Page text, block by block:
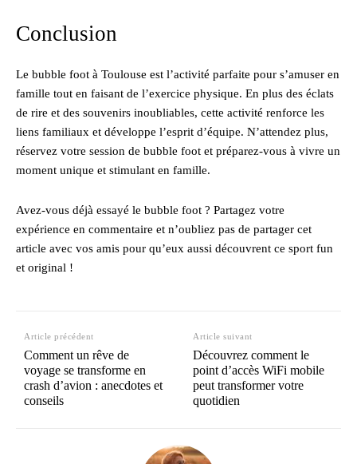
Conclusion
Le bubble foot à Toulouse est l’activité parfaite pour s’amuser en
famille tout en faisant de l’exercice physique. En plus des éclats
de rire et des souvenirs inoubliables, cette activité renforce les
liens familiaux et développe l’esprit d’équipe. N’attendez plus,
réservez votre session de bubble foot et préparez-vous à vivre un
moment unique et stimulant en famille.
Avez-vous déjà essayé le bubble foot ? Partagez votre
expérience en commentaire et n’oubliez pas de partager cet
article avec vos amis pour qu’eux aussi découvrent ce sport fun
et original !
Article précédent
Comment un rêve de
voyage se transforme en
crash d’avion : anecdotes et
conseils
Article suivant
Découvrez comment le
point d’accès WiFi mobile
peut transformer votre
quotidien